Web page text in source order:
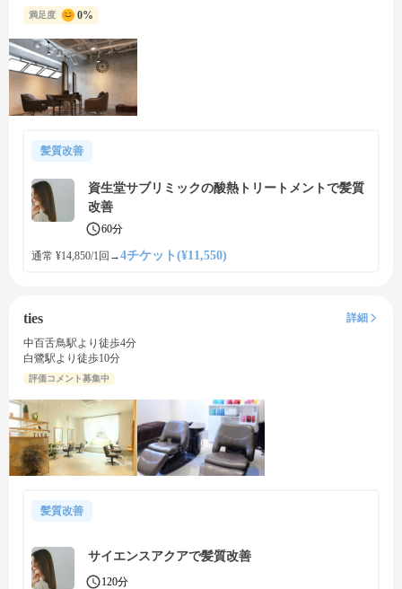
満足度 0%
髪質改善
資生堂サブリミックの酸熱トリートメントで髪質
改善
60分
通常 ¥14,850/1回 →4チケット(¥11,550)
ties
詳細
中百舌鳥駅より徒歩4分
白鷺駅より徒歩10分
評価コメント募集中
髪質改善
サイエンスアクアで髪質改善
120分